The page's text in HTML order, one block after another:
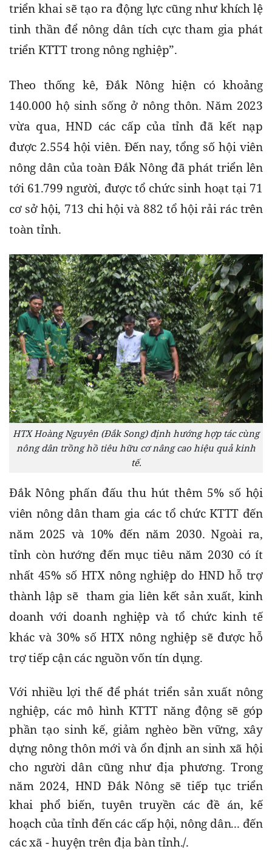
triển khai sẽ tạo ra động lực cũng như khích lệ
tinh thần để nông dân tích cực tham gia phát
triển KTTT trong nông nghiệp”.
Theo thống kê, Đắk Nông hiện có khoảng
140.000 hộ sinh sống ở nông thôn. Năm 2023
vừa qua, HND các cấp của tỉnh đã kết nạp
được 2.554 hội viên. Đến nay, tổng số hội viên
nông dân của toàn Đắk Nông đã phát triển lên
tới 61.799 người, được tổ chức sinh hoạt tại 71
cơ sở hội, 713 chi hội và 882 tổ hội rải rác trên
toàn tỉnh.
HTX Hoàng Nguyên (Đắk Song) định hướng hợp tác cùng
nông dân trồng hồ tiêu hữu cơ nâng cao hiệu quả kinh
tế.
Đắk Nông phấn đấu thu hút thêm 5% số hội
viên nông dân tham gia các tổ chức KTTT đến
năm 2025 và 10% đến năm 2030. Ngoài ra,
tỉnh còn hướng đến mục tiêu năm 2030 có ít
nhất 45% số HTX nông nghiệp do HND hỗ trợ
thành lập sẽ  tham gia liên kết sản xuất, kinh
doanh với doanh nghiệp và tổ chức kinh tế
khác và 30% số HTX nông nghiệp sẽ được hỗ
trợ tiếp cận các nguồn vốn tín dụng.
Với nhiều lợi thế để phát triển sản xuất nông
nghiệp, các mô hình KTTT năng động sẽ góp
phần tạo sinh kế, giảm nghèo bền vững, xây
dựng nông thôn mới và ổn định an sinh xã hội
cho người dân cũng như địa phương. Trong
năm 2024, HND Đắk Nông sẽ tiếp tục triển
khai phổ biến, tuyên truyền các đề án, kế
hoạch của tỉnh đến các cấp hội, nông dân... đến
các xã - huyện trên địa bàn tỉnh./.